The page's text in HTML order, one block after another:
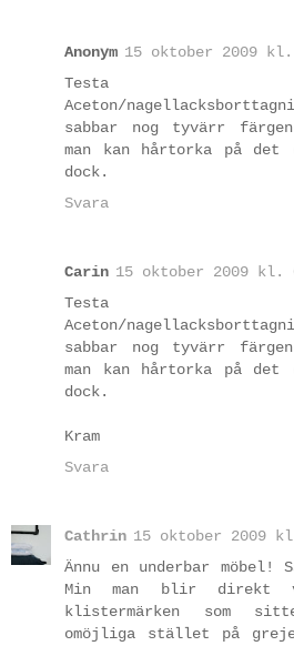
Anonym 15 oktober 2009
Testa
Aceton/
sabbar nog tyvärr
man kan hårtorka på
dock.
Svara
Carin 15 oktober 2009 kl.
Testa
Aceton/
sabbar nog tyvärr
man kan hårtorka på
dock.
Kram
Svara
Cathrin 15 oktober 2009
Ännu en underbar
Min man blir direkt
klistermärken som
omöjliga stället på